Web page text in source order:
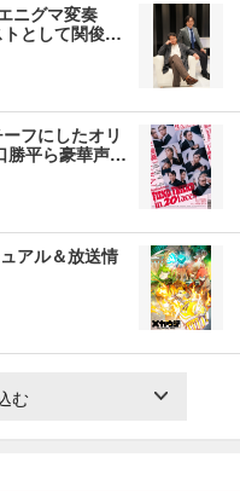
ニグマ変奏
トとして関俊…
フにしたオリ
勝平ら豪華声…
アル＆放送情
む